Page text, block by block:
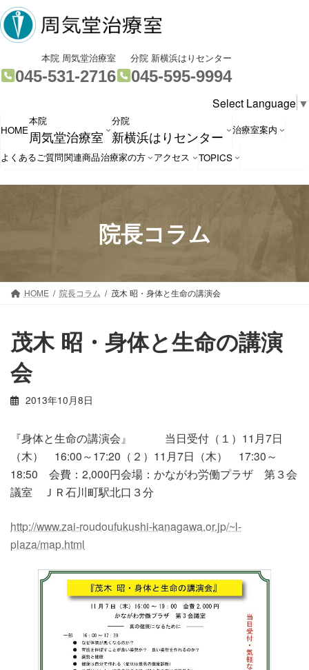
コ
ン
テ
ツ
プ
ナ
ビ
ゲ
シ
動
本院 周気堂治療室
045-531-2716
ル
リ
ク
分院 新横浜はりセンター
045-595-9994
ル
リ
ン
ク
Select Language ▼
HOME
本院
周気堂治療室
分院
新横浜はりセンター 治療室案内
よくあるご質問関連商品治療家の方 アクセス TOPICS
院長コラム
HOME 院長コラム 茂木 昭・身体と生命の講演会
茂木 昭・身体と生命の講演
会
2013年10月8日
『身体と生命の講演会』 当日受付（１）11月7日
（木） 16:00～17:20（２）11月7日（木） 17:30～
18:50 会費：2,000円会場：かながわ労働プラザ 第３会
議室 ＪＲ石川町駅北口３分
http://www.zai-roudoufukushi-kanagawa.or.jp/~l-
plaza/map.html